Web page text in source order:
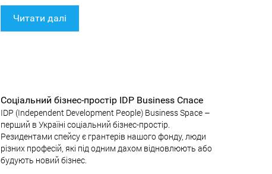
Читати далі
Соціальний бізнес-простір IDP Business Спасе
IDP (Independent Development People) Business Space –
перший в Україні соціальний бізнес-простір.
Резидентами спейсу є грантерів нашого фонду, люди
різних професій, які під одним дахом відновлюють або
будують новий бізнес.